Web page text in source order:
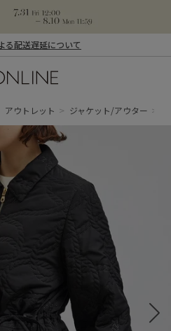
る配送遅延について
アウトレット ジャケット/アウター